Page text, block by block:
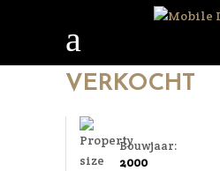
VERKOCHT
Bouwjaar:
2000